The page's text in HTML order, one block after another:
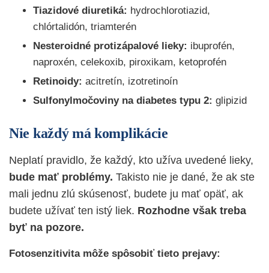
Tiazidové diuretiká: hydrochlorotiazid,
chlórtalidón, triamterén
Nesteroidné protizápalové lieky: ibuprofén,
naproxén, celekoxib, piroxikam, ketoprofén
Retinoidy: acitretín, izotretinoín
Sulfonylmočoviny na diabetes typu 2: glipizid
Nie každý má komplikácie
Neplatí pravidlo, že každý, kto užíva uvedené lieky,
bude mať problémy. Takisto nie je dané, že ak ste
mali jednu zlú skúsenosť, budete ju mať opäť, ak
budete užívať ten istý liek. Rozhodne však treba
byť na pozore.
Fotosenzitivita môže spôsobiť tieto prejavy: